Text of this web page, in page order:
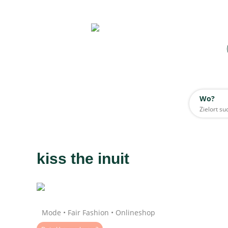
Wo?
Wo?
Daten werden geladen
kiss the inuit
Mode • Fair Fashion • Onlineshop